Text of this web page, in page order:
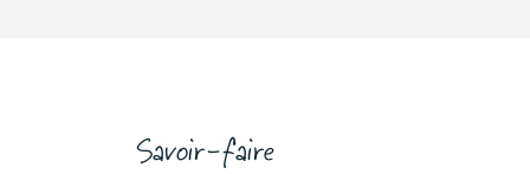
Savoir-faire